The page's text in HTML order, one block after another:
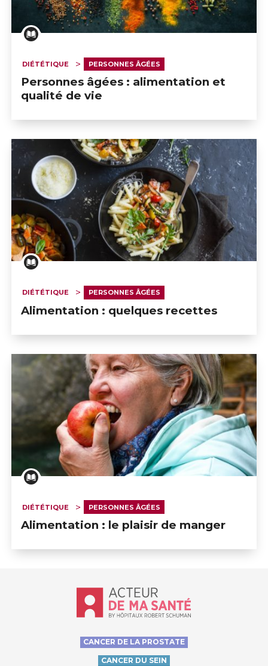
DIÉTÉTIQUE PERSONNES ÂGÉES
Personnes âgées : alimentation et
qualité de vie
DIÉTÉTIQUE PERSONNES ÂGÉES
Alimentation : quelques recettes
DIÉTÉTIQUE PERSONNES ÂGÉES
Alimentation : le plaisir de manger
Accueil - Acteur de ma santé, by
CANCER DE LA PROSTATE
CANCER DU SEIN